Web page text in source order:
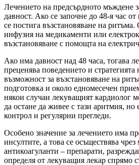
Лечението на предсърдното мъждене
давност. Ако се започне до 48-я час
се постига възстановяване на
инфузия на медикаменти или
възстановяване с помощта на
Ако има давност над 48 часа, тогава
преценява поведението и
възможност за възстановяване на
подготовка и около едномесечен
някои случаи лекуващият кардиолог
да остане да живее с тази аритмия, но
контрол и регулярни прегледи.
Особено значение за лечението има
инсултите, а това се осъществява
антикоагуланти – препарати,
определя от лекуващия лекар спрямо